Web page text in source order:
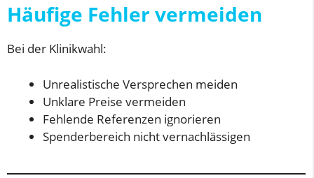
Häufige Fehler vermeiden
Bei der Klinikwahl:
Unrealistische Versprechen meiden
Unklare Preise vermeiden
Fehlende Referenzen ignorieren
Spenderbereich nicht vernachlässigen